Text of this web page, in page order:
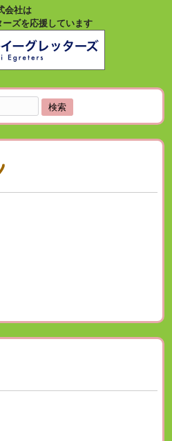
会社は
ズを応援しています